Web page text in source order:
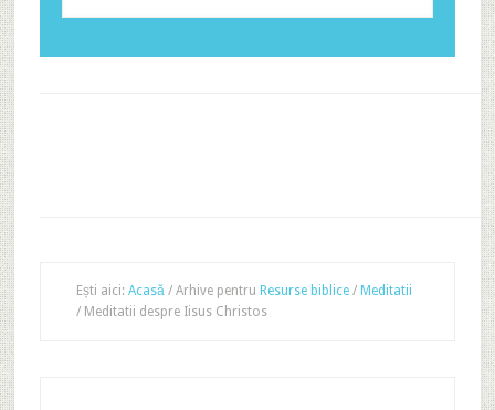
Ești aici: Acasă /Arhive pentru Resurse biblice / Meditatii
/Meditatii despre Iisus Christos